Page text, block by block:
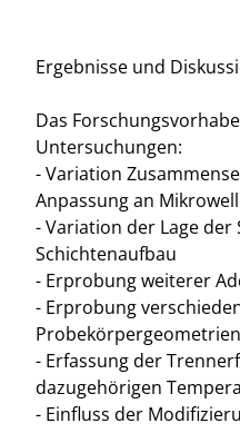
Ergebnisse und
Das
Untersuchungen:
- Variation
Anpassung an
- Variation der Lage der
Schichtenaufbau
- Erprobung weiterer
- Erprobung
- Erfassung der
dazugehörigen
- Einfluss der